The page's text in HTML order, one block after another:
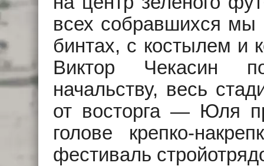
всех собравшихся мы
бинтах, с костылем и
Виктор Чекасин
начальству, весь
от восторга — Юля
голове крепко-
фестиваль